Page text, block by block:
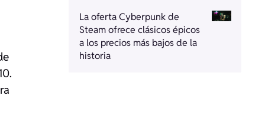
La oferta Cyberpunk de
Steam ofrece clásicos épicos
a los precios más bajos de la
historia